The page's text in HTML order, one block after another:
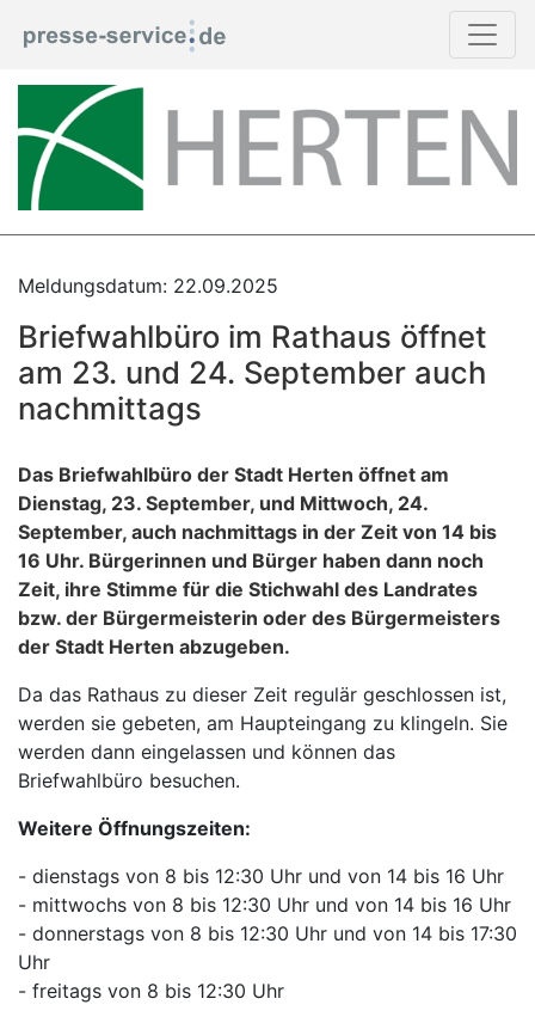
Meldungsdatum: 22.09.2025
Briefwahlbüro im Rathaus öffnet
am 23. und 24. September auch
nachmittags
Das Briefwahlbüro der Stadt Herten öffnet am
Dienstag, 23. September, und Mittwoch, 24.
September, auch nachmittags in der Zeit von 14 bis
16 Uhr. Bürgerinnen und Bürger haben dann noch
Zeit, ihre Stimme für die Stichwahl des Landrates
bzw. der Bürgermeisterin oder des Bürgermeisters
der Stadt Herten abzugeben.
Da das Rathaus zu dieser Zeit regulär geschlossen ist,
werden sie gebeten, am Haupteingang zu klingeln. Sie
werden dann eingelassen und können das
Briefwahlbüro besuchen.
Weitere Öffnungszeiten:
- dienstags von 8 bis 12:30 Uhr und von 14 bis 16 Uhr
- mittwochs von 8 bis 12:30 Uhr und von 14 bis 16 Uhr
- donnerstags von 8 bis 12:30 Uhr und von 14 bis 17:30
Uhr
- freitags von 8 bis 12:30 Uhr